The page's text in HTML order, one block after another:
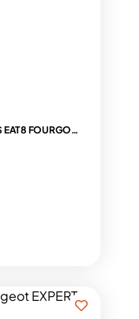
XL 2.2 DIESEL 180CH S&S EAT8 FOURGON 3PL + 3 CAMERAS + MODUWORK + ATTELAGE + HABILLAGE